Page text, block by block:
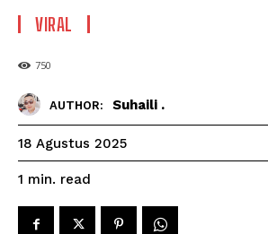
VIRAL
750
AUTHOR: Suhaili .
18 Agustus 2025
1 min. read